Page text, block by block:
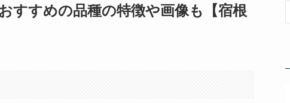
すすめの品種の特徴や画像も【宿根